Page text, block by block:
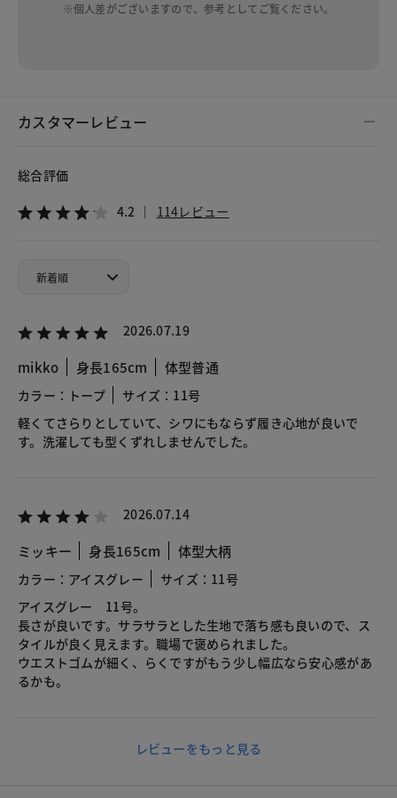
※個人差がございますので、参考としてご覧ください。
カスタマーレビュー
総合評価
4.2 114レビュー
2026.07.19
mikko 身長165cm 体型普通
カラー：トープ
サイズ：11号
軽くてさらりとしていて、シワにもならず履き心地が良いで
す。洗濯しても型くずれしませんでした。
2026.07.14
ミッキー 身長165cm 体型大柄
カラー：アイスグレー
サイズ：11号
アイスグレー 11号。
長さが良いです。サラサラとした生地で落ち感も良いので、ス
タイルが良く見えます。職場で褒められました。
ウエストゴムが細く、らくですがもう少し幅広なら安心感があ
るかも。
レビューをもっと見る